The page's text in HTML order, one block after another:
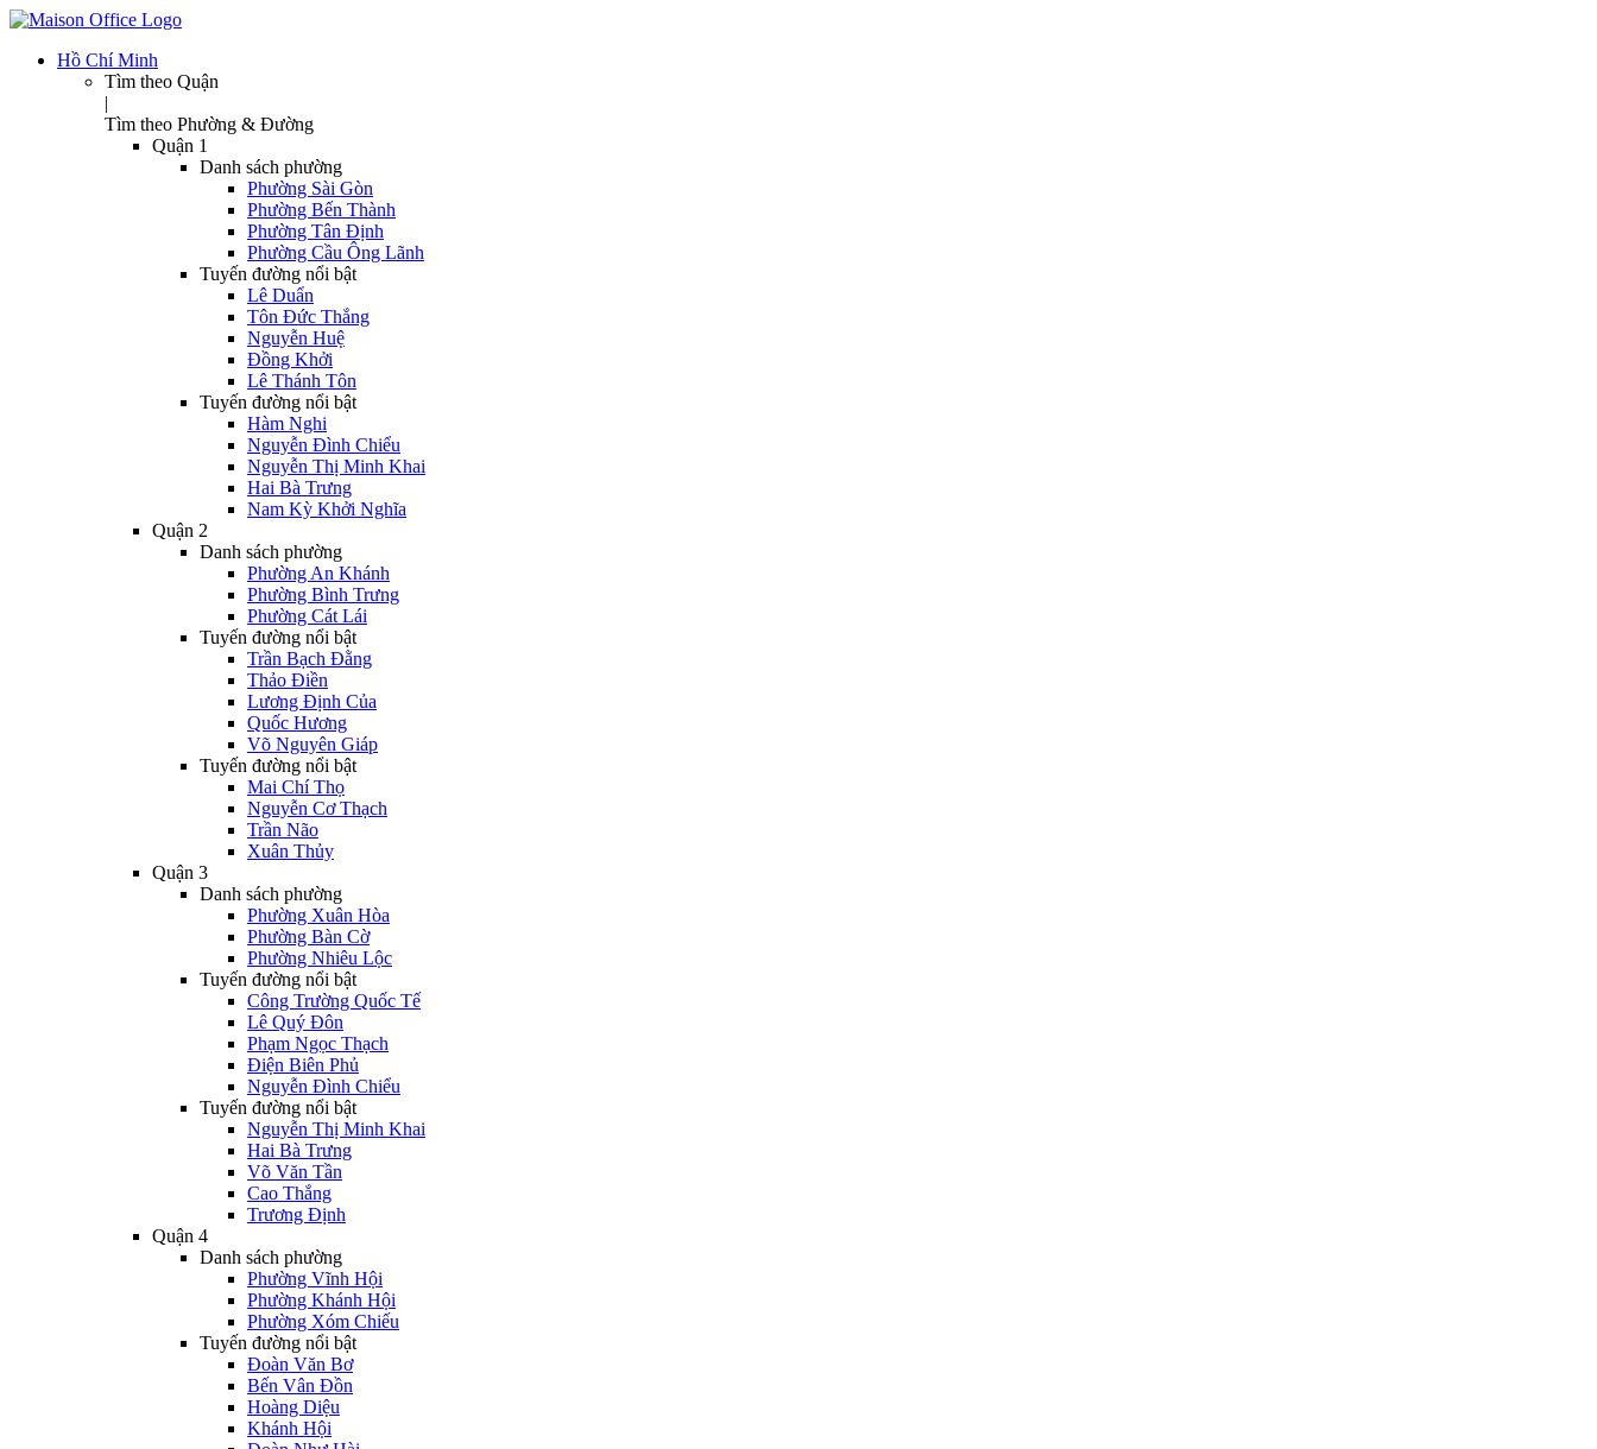
Hồ Chí Minh
Tìm theo Quận
|
Tìm theo Phường & Đường
Quận 1
Danh sách phường
Phường Sài Gòn
Phường Bến Thành
Phường Tân Định
Phường Cầu Ông Lãnh
Tuyến đường nổi bật
Lê Duẩn
Tôn Đức Thắng
Nguyễn Huệ
Đồng Khởi
Lê Thánh Tôn
Tuyến đường nổi bật
Hàm Nghi
Nguyễn Đình Chiểu
Nguyễn Thị Minh Khai
Hai Bà Trưng
Nam Kỳ Khởi Nghĩa
Quận 2
Danh sách phường
Phường An Khánh
Phường Bình Trưng
Phường Cát Lái
Tuyến đường nổi bật
Trần Bạch Đằng
Thảo Điền
Lương Định Của
Quốc Hương
Võ Nguyên Giáp
Tuyến đường nổi bật
Mai Chí Thọ
Nguyễn Cơ Thạch
Trần Não
Xuân Thủy
Quận 3
Danh sách phường
Phường Xuân Hòa
Phường Bàn Cờ
Phường Nhiêu Lộc
Tuyến đường nổi bật
Công Trường Quốc Tế
Lê Quý Đôn
Phạm Ngọc Thạch
Điện Biên Phủ
Nguyễn Đình Chiểu
Tuyến đường nổi bật
Nguyễn Thị Minh Khai
Hai Bà Trưng
Võ Văn Tần
Cao Thắng
Trương Định
Quận 4
Danh sách phường
Phường Vĩnh Hội
Phường Khánh Hội
Phường Xóm Chiếu
Tuyến đường nổi bật
Đoàn Văn Bơ
Bến Vân Đồn
Hoàng Diệu
Khánh Hội